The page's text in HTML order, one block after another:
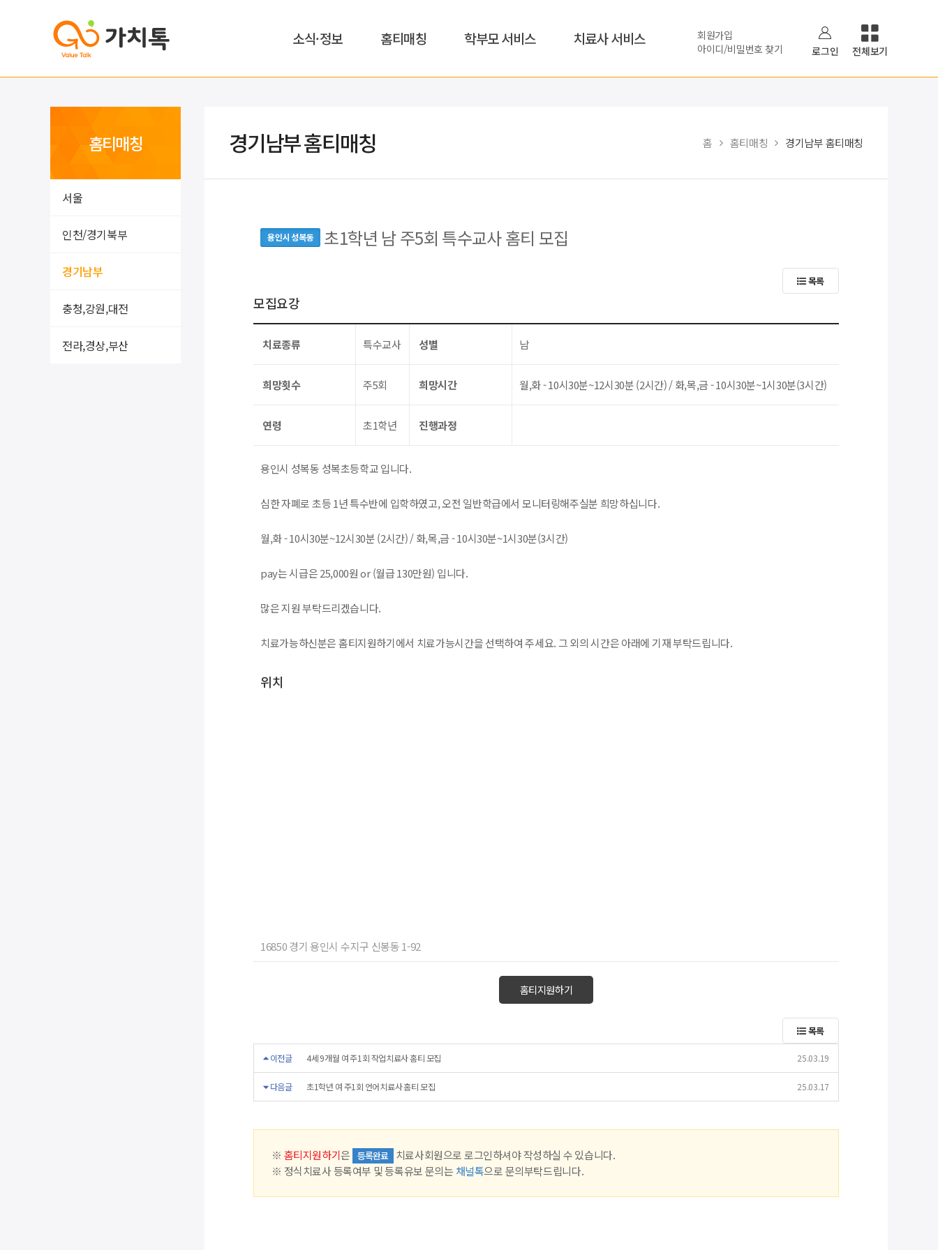
소식·정보 홈티매칭 학부모 서비스 치료사 서비스
회원가입
아이디/비밀번호 찾기
로그인 전체보기
홈티매칭
서울
인천/경기북부
경기남부
충청,강원,대전
전라,경상,부산
경기남부 홈티매칭 홈 홈티매칭 경기남부 홈티매칭
용인시 성복동 초1학년 남 주5회 특수교사 홈티 모집
목록
모집요강
치료종류 특수교사 성별 남
희망횟수 주5회 희망시간 월,화 - 10시30분~12시30분 (2시간) / 화,목,금 - 10시30분~1시30분(3시간)
연령 초1학년 진행과정
용인시 성복동 성복초등학교 입니다.
심한 자폐로 초등 1년 특수반에 입학하였고, 오전 일반학급에서 모니터링해주실분 희망하십니다.
월,화 - 10시30분~12시30분 (2시간) / 화,목,금 - 10시30분~1시30분(3시간)
pay는 시급은 25,000원 or (월급 130만원) 입니다.
많은 지원 부탁드리겠습니다.
치료가능하신분은 홈티지원하기에서 치료가능시간을 선택하여 주세요. 그 외의 시간은 아래에 기재 부탁드립니다.
위치
16850 경기 용인시 수지구 신봉동 1-92
홈티지원하기
목록
이전글 4세 9개월 여 주1회 작업치료사 홈티 모집 25.03.19
다음글 초1학년 여 주1회 언어치료사 홈티 모집 25.03.17
※ 홈티지원하기은 등록완료
치료사회원으로 로그인하셔야 작성하실 수 있습니다.
※ 정식치료사 등록여부 및 등록유보 문의는 채널톡으로 문의부탁드립니다.